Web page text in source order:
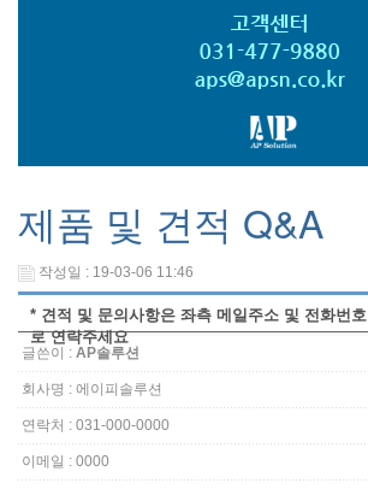
제품 및 견적 Q&A
작성일 : 19-03-06 11:46
* 견적 및 문의사항은 좌측 메일주소 및 전화번호
로 연락주세요
글쓴이 : AP솔루션
회사명 : 에이피솔루션
연락처 : 031-000-0000
이메일 : 0000